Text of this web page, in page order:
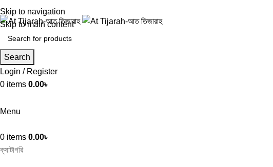
Skip to navigation
Skip to main content
Search
Login / Register
0 items 0.00৳
Menu
0 items 0.00৳
ক্যাটাগরি